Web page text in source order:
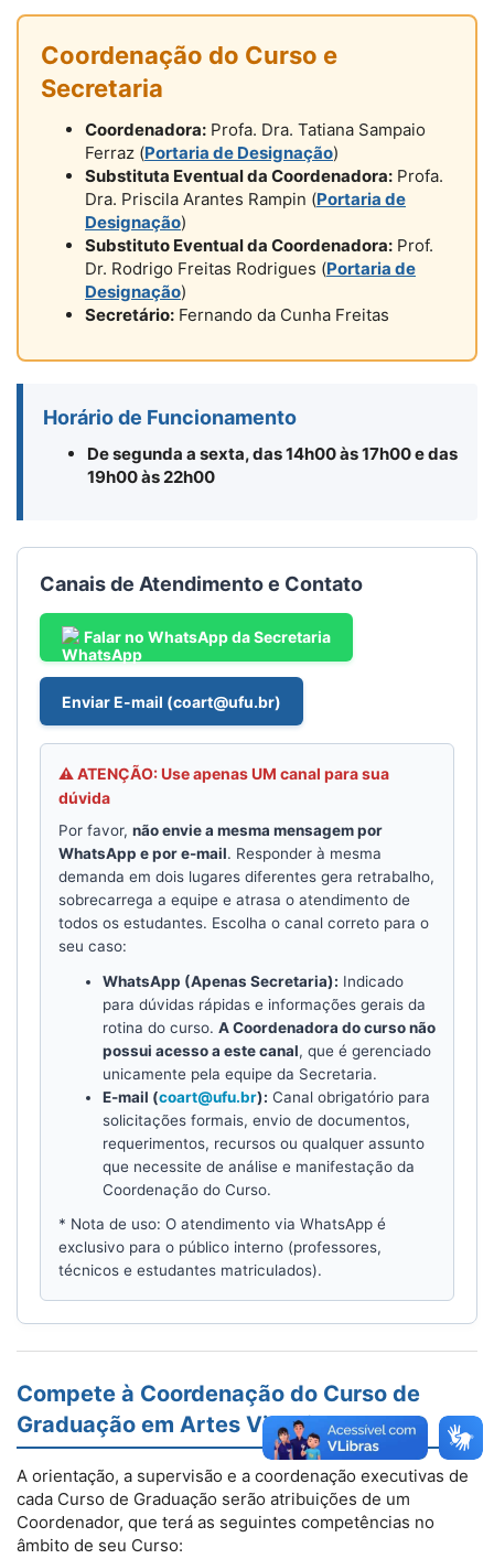
Coordenação do Curso e
Secretaria
Coordenadora: Profa. Dra. Tatiana Sampaio
Ferraz (Portaria de Designação)
Substituta Eventual da Coordenadora: Profa.
Dra. Priscila Arantes Rampin (Portaria de
Designação)
Substituto Eventual da Coordenadora: Prof.
Dr. Rodrigo Freitas Rodrigues (Portaria de
Designação)
Secretário: Fernando da Cunha Freitas
Horário de Funcionamento
De segunda a sexta, das 14h00 às 17h00 e das
19h00 às 22h00
Canais de Atendimento e Contato
Falar no WhatsApp da Secretaria
Enviar E-mail (coart@ufu.br)
⚠️ ATENÇÃO: Use apenas UM canal para sua
dúvida
Por favor, não envie a mesma mensagem por
WhatsApp e por e-mail. Responder à mesma
demanda em dois lugares diferentes gera retrabalho,
sobrecarrega a equipe e atrasa o atendimento de
todos os estudantes. Escolha o canal correto para o
seu caso:
WhatsApp (Apenas Secretaria): Indicado
para dúvidas rápidas e informações gerais da
rotina do curso. A Coordenadora do curso não
possui acesso a este canal, que é gerenciado
unicamente pela equipe da Secretaria.
E-mail (coart@ufu.br): Canal obrigatório para
solicitações formais, envio de documentos,
requerimentos, recursos ou qualquer assunto
que necessite de análise e manifestação da
Coordenação do Curso.
* Nota de uso: O atendimento via WhatsApp é
exclusivo para o público interno (professores,
técnicos e estudantes matriculados).
Compete à Coordenação do Curso de
Graduação em Artes Visuais:
A orientação, a supervisão e a coordenação executivas de
cada Curso de Graduação serão atribuições de um
Coordenador, que terá as seguintes competências no
âmbito de seu Curso: